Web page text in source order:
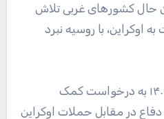
حال کشورهای غربی تلاش
اوکراین، با روسیه نبرد
روسیه در پنجم اسفندماه ۱۴۰۰ به درخواست کمک
در مقابل حملات اوکراین